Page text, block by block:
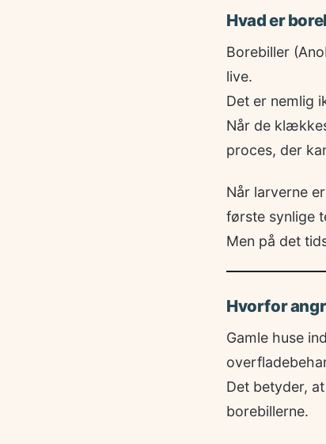
Hvad er
Borebiller
live.
Det er nemlig
Når de
proces, der
Når larverne
første synlige
Men på det
Hvorfor
Gamle huse
Det betyder,
borebillerne.